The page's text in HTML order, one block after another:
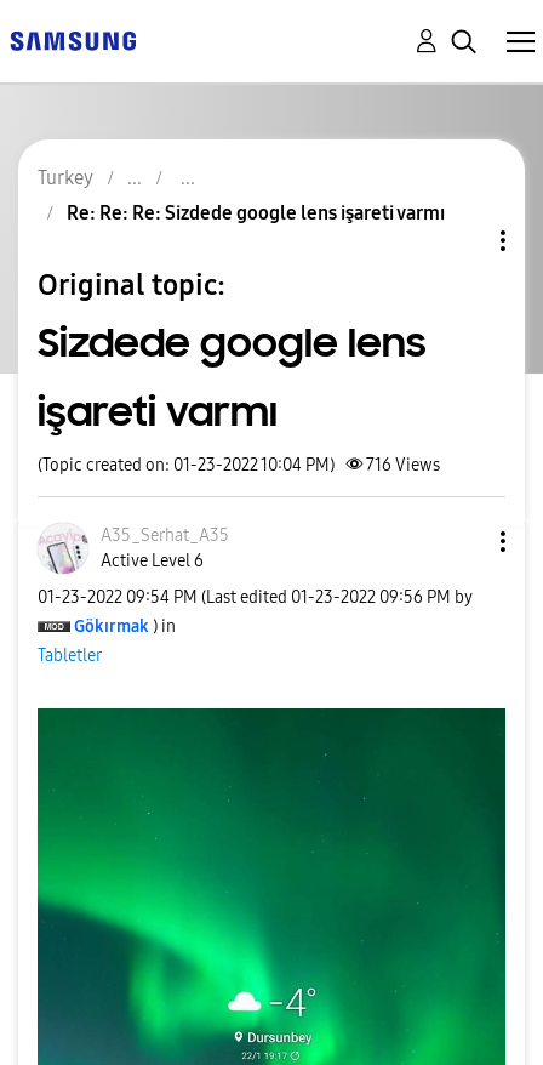
Turkey
Re: Re: Re: Sizdede google lens işareti varmı
Original topic:
Sizdede google lens
işareti varmı
(Topic created on: 01-23-2022 10:04 PM) 716 Views
A35_Serhat_A35
Active Level 6
‎01-23-2022 09:54 PM (Last edited ‎01-23-2022 09:56 PM by
Gökırmak ) in
Tabletler